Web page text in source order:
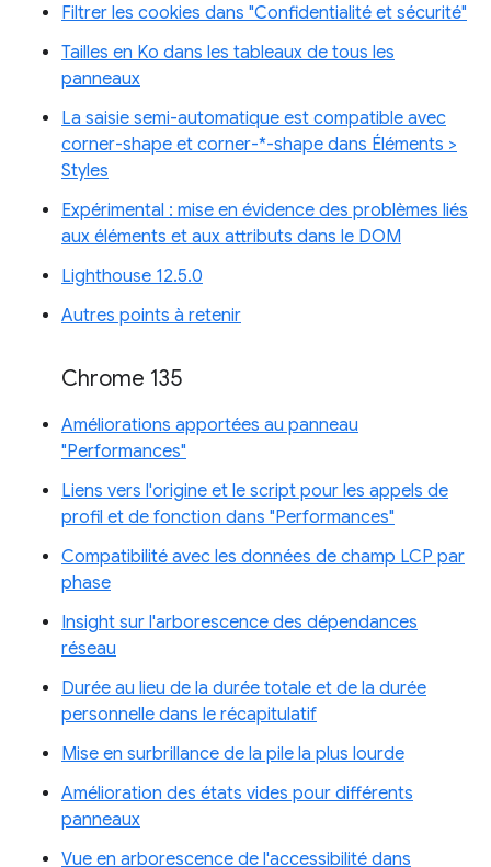
Filtrer les cookies dans "Confidentialité et sécurité"
Tailles en Ko dans les tableaux de tous les
panneaux
La saisie semi-automatique est compatible avec
corner-shape et corner-*-shape dans Éléments >
Styles
Expérimental : mise en évidence des problèmes liés
aux éléments et aux attributs dans le DOM
Lighthouse 12.5.0
Autres points à retenir
Chrome 135
Améliorations apportées au panneau
"Performances"
Liens vers l'origine et le script pour les appels de
profil et de fonction dans "Performances"
Compatibilité avec les données de champ LCP par
phase
Insight sur l'arborescence des dépendances
réseau
Durée au lieu de la durée totale et de la durée
personnelle dans le récapitulatif
Mise en surbrillance de la pile la plus lourde
Amélioration des états vides pour différents
panneaux
Vue en arborescence de l'accessibilité dans